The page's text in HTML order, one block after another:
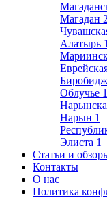
Магадан 2
Алатырь 1
Облучье 1
Нарын 1
Элиста 1
Статьи и
Контакты
О нас
Политика